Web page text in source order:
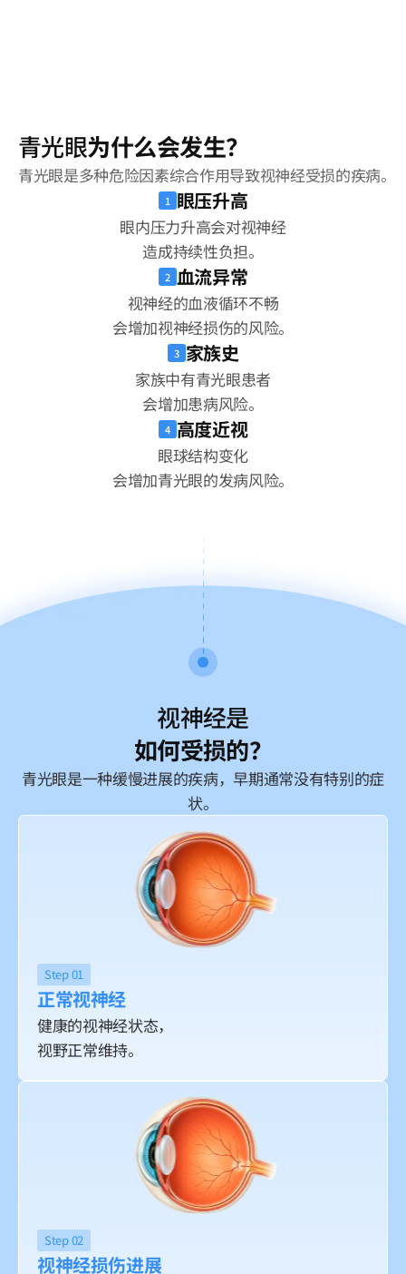
青光眼为什么会发生？
青光眼是多种危险因素综合作用导致视神经受损的疾病。
1 眼压升高
眼内压力升高会对视神经
造成持续性负担。
2 血流异常
视神经的血液循环不畅
会增加视神经损伤的风险。
3 家族史
家族中有青光眼患者
会增加患病风险。
4 高度近视
眼球结构变化
会增加青光眼的发病风险。
视神经是
如何受损的？
青光眼是一种缓慢进展的疾病，早期通常没有特别的症
状。
Step 01
正常视神经
健康的视神经状态，
视野正常维持。
Step 02
视神经损伤进展